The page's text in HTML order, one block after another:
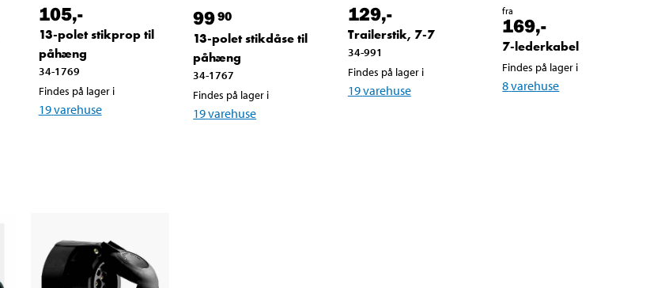
105,-
13-polet stikprop til
påhæng
34-1769
Findes på lager i
19varehuse
9990
13-polet stikdåse til
påhæng
34-1767
Findes på lager i
19varehuse
129,-
Trailerstik, 7-7
34-991
Findes på lager i
19varehuse
fra
169,-
7-lederkabel
Findes på lager i
8varehuse